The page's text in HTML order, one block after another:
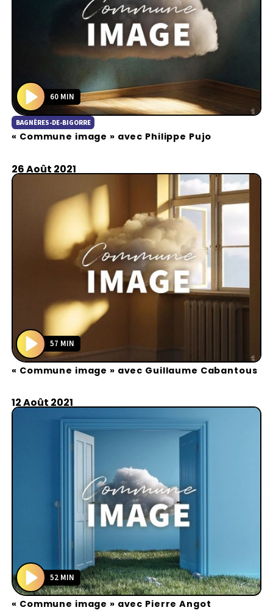
P
l
a
60 MIN
BAGNÈRES-DE-BIGORRE
« Commune image » avec Philippe Pujo
26 Août 2021
P
l
y
57 MIN
« Commune image » avec Guillaume Cabantous
12 Août 2021
P
l
52 MIN
« Commune image » avec Pierre Angot